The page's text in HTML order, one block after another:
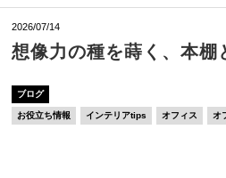
2026/07/14
想像力の種を蒔く、本棚
ブログ
お役立ち情報 インテリアtips オフィス オ